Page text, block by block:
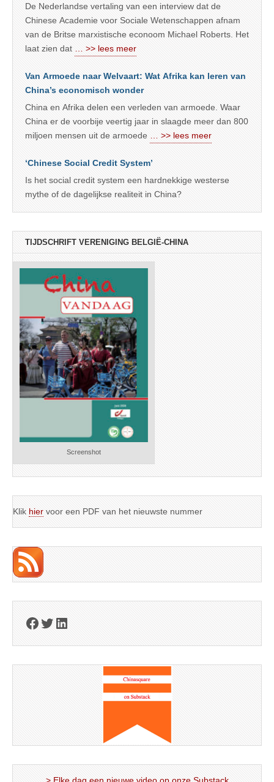
De Nederlandse vertaling van een interview dat de
Chinese Academie voor Sociale Wetenschappen afnam
van de Britse marxistische econoom Michael Roberts. Het
laat zien dat
… >> lees meer
Van Armoede naar Welvaart: Wat Afrika kan leren van
China’s economisch wonder
China en Afrika delen een verleden van armoede. Waar
China er de voorbije veertig jaar in slaagde meer dan 800
miljoen mensen uit de armoede
… >> lees meer
‘Chinese Social Credit System’
Is het social credit system een hardnekkige westerse
mythe of de dagelijkse realiteit in China?
TIJDSCHRIFT VERENIGING BELGIË-CHINA
Screenshot
Klik hier voor een PDF van het nieuwste nummer
Facebook
Twitter
LinkedIn
> Elke dag een nieuwe video op onze Substack